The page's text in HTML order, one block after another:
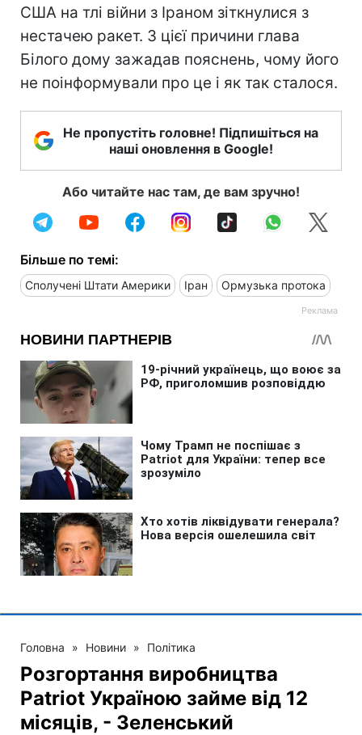
США на тлі війни з Іраном зіткнулися з
нестачею ракет. З цієї причини глава
Білого дому зажадав пояснень, чому його
не поінформували про це і як так сталося.
Не пропустіть головне! Підпишіться на
наші оновлення в Google!
Або читайте нас там, де вам зручно!
Більше по темі:
Сполучені Штати Америки Іран Ормузька протока
Головна » Новини » Політика
Розгортання виробництва
Patriot Україною займе від 12
місяців, - Зеленський